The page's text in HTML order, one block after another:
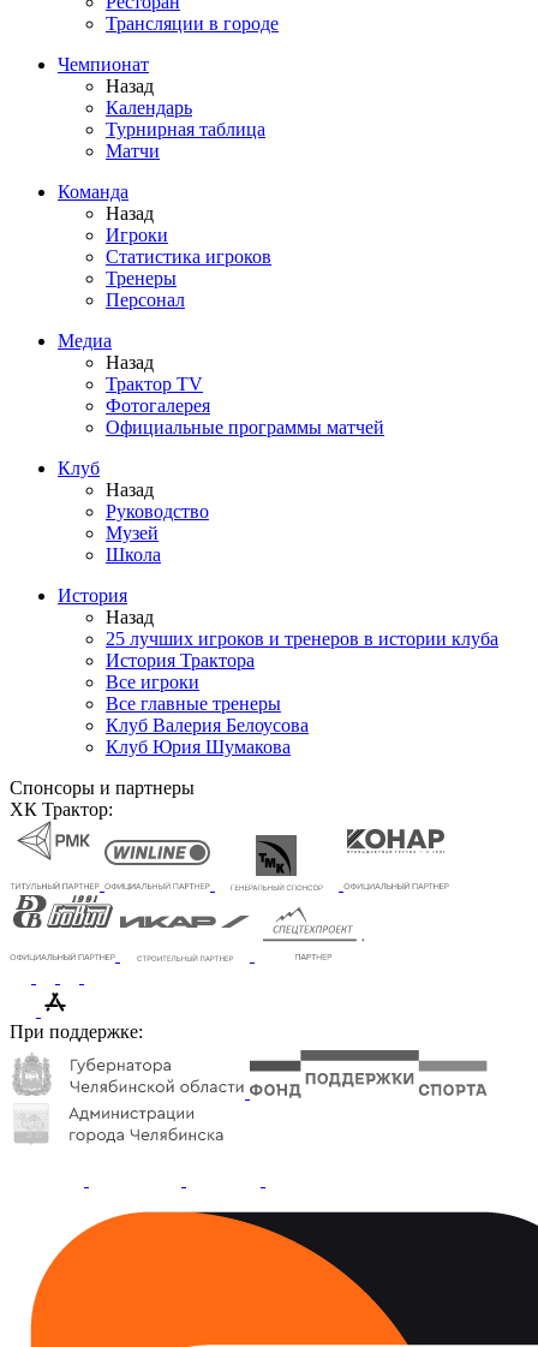
Трансляции в городе
Чемпионат
Назад
Календарь
Турнирная таблица
Матчи
Команда
Назад
Игроки
Статистика игроков
Тренеры
Персонал
Медиа
Назад
Трактор TV
Фотогалерея
Официальные программы матчей
Клуб
Назад
Руководство
Музей
Школа
История
Назад
25 лучших игроков и тренеров в истории клуба
История Трактора
Все игроки
Все главные тренеры
Клуб Валерия Белоусова
Клуб Юрия Шумакова
Спонсоры и партнеры
ХК Трактор:
При поддержке: